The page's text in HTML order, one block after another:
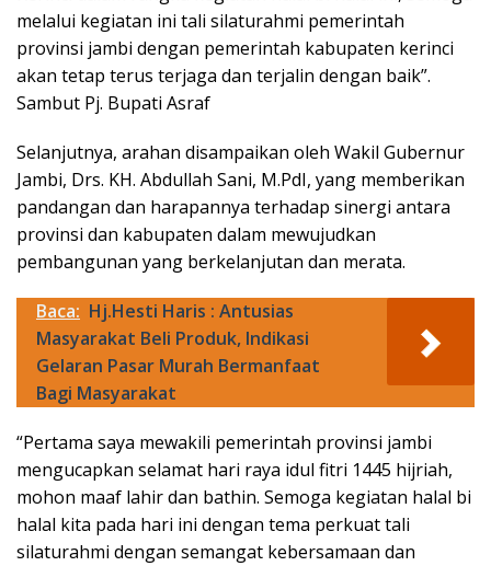
melalui kegiatan ini tali silaturahmi pemerintah
provinsi jambi dengan pemerintah kabupaten kerinci
akan tetap terus terjaga dan terjalin dengan baik”.
Sambut Pj. Bupati Asraf
Selanjutnya, arahan disampaikan oleh Wakil Gubernur
Jambi, Drs. KH. Abdullah Sani, M.PdI, yang memberikan
pandangan dan harapannya terhadap sinergi antara
provinsi dan kabupaten dalam mewujudkan
pembangunan yang berkelanjutan dan merata.
Baca: Hj.Hesti Haris : Antusias
Masyarakat Beli Produk, Indikasi
Gelaran Pasar Murah Bermanfaat
Bagi Masyarakat
“Pertama saya mewakili pemerintah provinsi jambi
mengucapkan selamat hari raya idul fitri 1445 hijriah,
mohon maaf lahir dan bathin. Semoga kegiatan halal bi
halal kita pada hari ini dengan tema perkuat tali
silaturahmi dengan semangat kebersamaan dan